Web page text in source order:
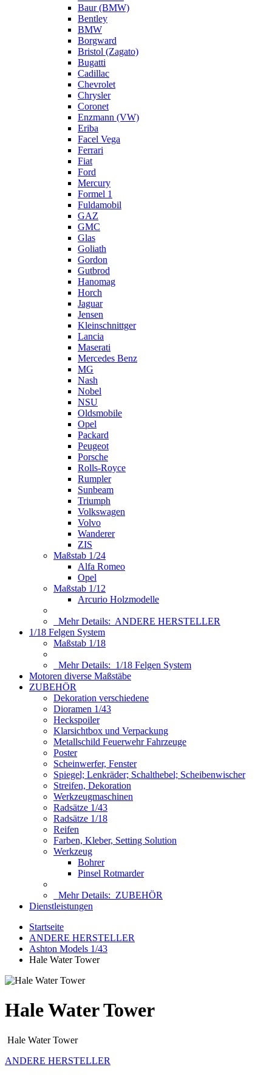
Baur (BMW)
Bentley
BMW
Borgward
Bristol (Zagato)
Bugatti
Cadillac
Chevrolet
Chrysler
Coronet
Enzmann (VW)
Eriba
Facel Vega
Ferrari
Fiat
Ford
Mercury
Formel 1
Fuldamobil
GAZ
GMC
Glas
Goliath
Gordon
Gutbrod
Hanomag
Horch
Jaguar
Jensen
Kleinschnittger
Lancia
Maserati
Mercedes Benz
MG
Nash
Nobel
NSU
Oldsmobile
Opel
Packard
Peugeot
Porsche
Rolls-Royce
Rumpler
Sunbeam
Triumph
Volkswagen
Volvo
Wanderer
ZIS
Maßstab 1/24
Alfa Romeo
Opel
Maßstab 1/12
Arcurio Holzmodelle
Mehr Details: ANDERE HERSTELLER
1/18 Felgen System
Maßstab 1/18
Mehr Details: 1/18 Felgen System
Motoren diverse Maßstäbe
ZUBEHÖR
Dekoration verschiedene
Dioramen 1/43
Heckspoiler
Klarsichtbox und Verpackung
Metallschild Feuerwehr Fahrzeuge
Poster
Scheinwerfer, Fenster
Spiegel; Lenkräder; Schalthebel; Scheibenwischer
Streifen, Dekoration
Werkzeugmaschinen
Radsätze 1/43
Radsätze 1/18
Reifen
Farben, Kleber, Setting Solution
Werkzeug
Bohrer
Pinsel Rotmarder
Mehr Details: ZUBEHÖR
Dienstleistungen
Startseite
ANDERE HERSTELLER
Ashton Models 1/43
Hale Water Tower
Hale Water Tower
Hale Water Tower
ANDERE HERSTELLER